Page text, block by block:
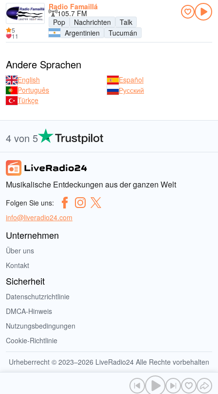
Radio Famaillá
105.7 FM
Pop
Nachrichten
Talk
Argentinien
Tucumán
5
11
Andere Sprachen
English
Español
Português
Русский
Türkçe
4 von 5
Musikalische Entdeckungen aus der ganzen Welt
Folgen Sie uns:
info@liveradio24.com
Unternehmen
Über uns
Kontakt
Sicherheit
Datenschutzrichtlinie
DMCA-Hinweis
Nutzungsbedingungen
Cookie-Richtlinie
Urheberrecht © 2023–2026 LiveRadio24 Alle Rechte vorbehalten